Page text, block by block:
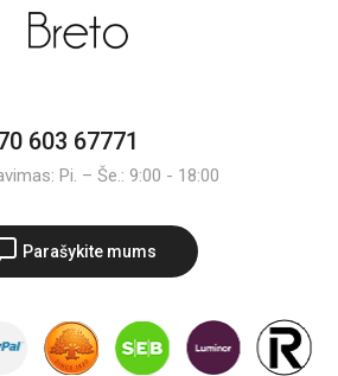
603 67771
Pi. – Še.: 9:00 - 18:00
Parašykite mums